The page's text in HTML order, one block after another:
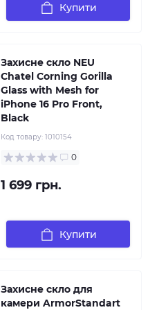
Купити
Захисне скло NEU
Chatel Corning Gorilla
Glass with Mesh for
iPhone 16 Pro Front,
Black
Код товару: 1010154
0
1 699 грн.
Купити
Захисне скло для
камери ArmorStandart